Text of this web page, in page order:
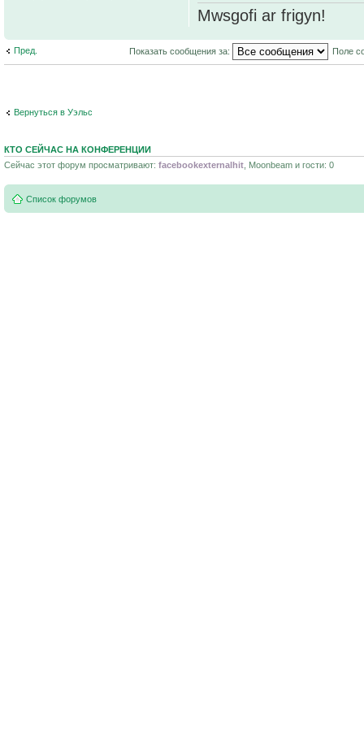
Mwsgofi ar frigyn!
Пред. Показать сообщения за: Поле
Вернуться в Уэльс
КТО СЕЙЧАС НА КОНФЕРЕНЦИИ
Сейчас этот форум просматривают: facebookexternalhit , Moonbeam и гости: 0
Список форумов